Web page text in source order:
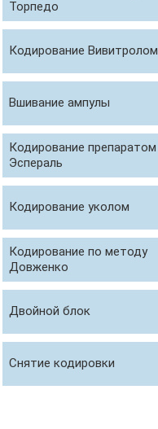
Торпедо
Кодирование Вивитролом
Вшивание ампулы
Кодирование препаратом
Эспераль
Кодирование уколом
Кодирование по методу
Довженко
Двойной блок
Снятие кодировки